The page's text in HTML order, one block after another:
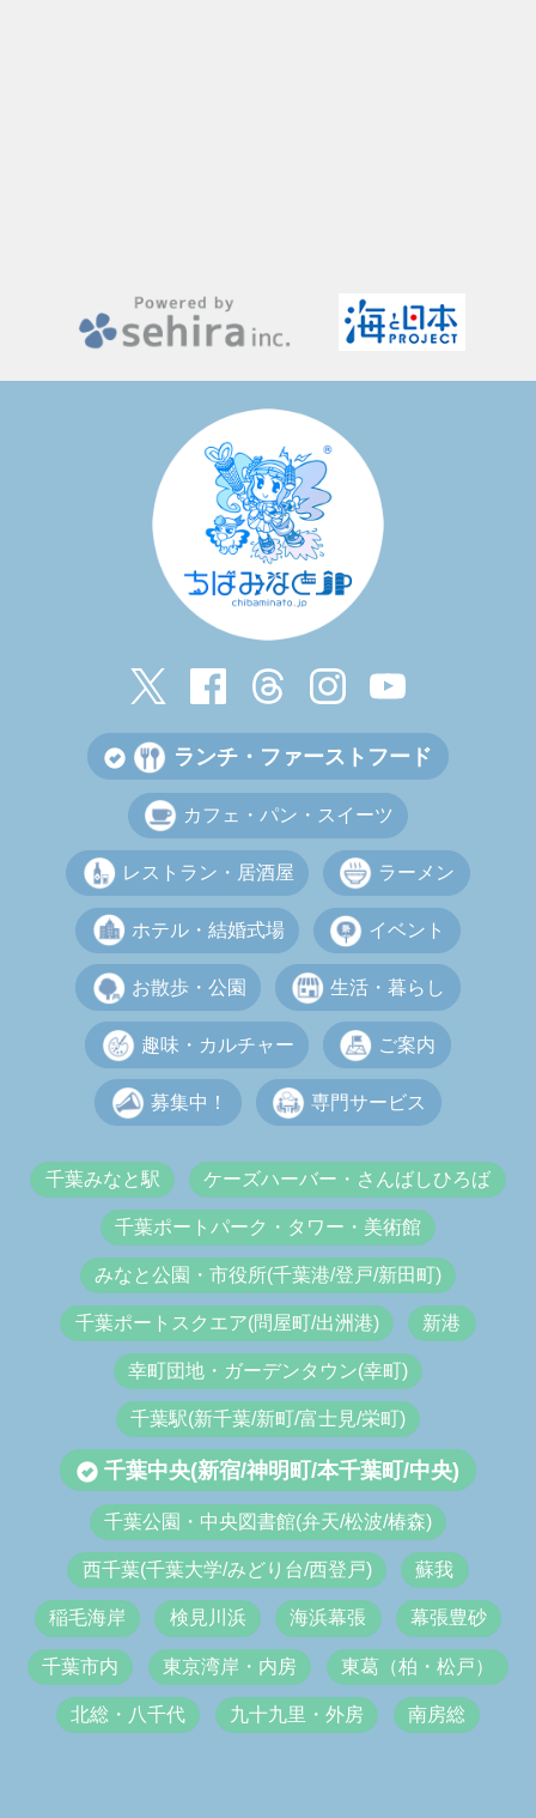
ランチ・ファーストフード
カフェ・パン・スイーツ
レストラン・居酒屋 ラーメン
ホテル・結婚式場 イベント
お散歩・公園 生活・暮らし
趣味・カルチャー ご案内
募集中！ 専門サービス
千葉みなと駅 ケーズハーバー・さんばしひろば
千葉ポートパーク・タワー・美術館
みなと公園・市役所(千葉港/登戸/新田町)
千葉ポートスクエア(問屋町/出洲港) 新港
幸町団地・ガーデンタウン(幸町)
千葉駅(新千葉/新町/富士見/栄町)
千葉中央(新宿/神明町/本千葉町/中央)
千葉公園・中央図書館(弁天/松波/椿森)
西千葉(千葉大学/みどり台/西登戸) 蘇我
稲毛海岸 検見川浜 海浜幕張 幕張豊砂
千葉市内 東京湾岸・内房 東葛（柏・松戸）
北総・八千代 九十九里・外房 南房総